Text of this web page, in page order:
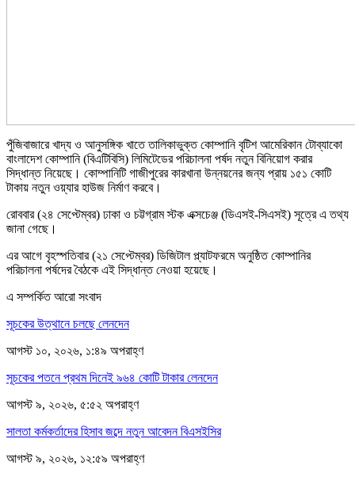
পুঁজিবাজারে খাদ্য ও আনুসঙ্গিক খাতে তালিকাভুক্ত কোম্পানি বৃটিশ আমেরিকান টোব্যাকো
বাংলাদেশ কোম্পানি (বিএটিবিসি) লিমিটেডের পরিচালনা পর্ষদ নতুন বিনিয়োগ করার
সিদ্ধান্ত নিয়েছে। কোম্পানিটি গাজীপুরের কারখানা উন্নয়নের জন্য প্রায় ১৫১ কোটি
টাকায় নতুন ওয়্যার হাউজ নির্মাণ করবে।
রোববার (২৪ সেপ্টেম্বর) ঢাকা ও চট্টগ্রাম স্টক এক্সচেঞ্জ (ডিএসই-সিএসই) সূত্রে এ তথ্য
জানা গেছে।
এর আগে বৃহস্পতিবার (২১ সেপ্টেম্বর) ডিজিটাল প্ল্যাটফরমে অনুষ্ঠিত কোম্পানির
পরিচালনা পর্ষদের বৈঠকে এই সিদ্ধান্ত নেওয়া হয়েছে।
এ সম্পর্কিত আরো সংবাদ
সূচকের উত্থানে চলছে লেনদেন
আগস্ট ১০, ২০২৬, ১:৪৯ অপরাহ্ণ
সূচকের পতনে প্রথম দিনেই ৯৬৪ কোটি টাকার লেনদেন
আগস্ট ৯, ২০২৬, ৫:৫২ অপরাহ্ণ
সালতা কর্মকর্তাদের হিসাব জব্দে নতুন আবেদন বিএসইসির
আগস্ট ৯, ২০২৬, ১২:৫৯ অপরাহ্ণ